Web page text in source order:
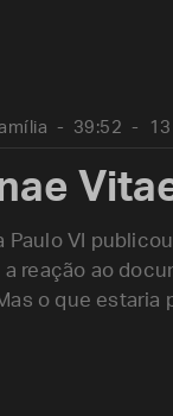
39:52
Paulo VI
reação ao
o que